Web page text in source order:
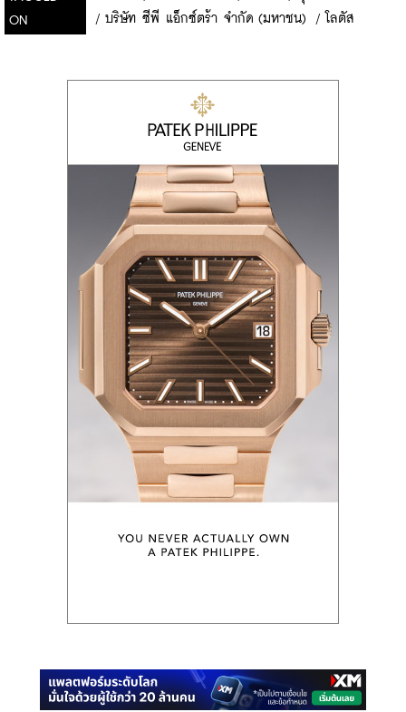
ON
/ บริษัท ซีพี แอ็กซ์ตร้า จำกัด (มหาชน) / โลตัส